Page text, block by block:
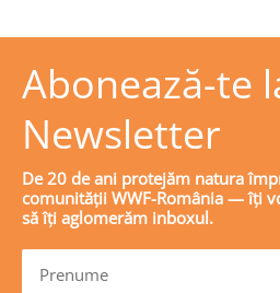
Abonează-te
Newsletter
De 20 de ani protejăm natura
comunității WWF-România — îți
să îți aglomerăm inboxul.